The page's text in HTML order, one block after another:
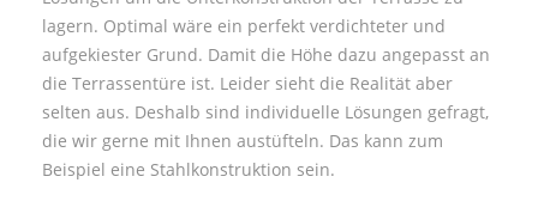
lagern. Optimal wäre ein perfekt verdichteter und
aufgekiester Grund. Damit die Höhe dazu angepasst an
die Terrassentüre ist. Leider sieht die Realität aber
selten aus. Deshalb sind individuelle Lösungen gefragt,
die wir gerne mit Ihnen austüfteln. Das kann zum
Beispiel eine Stahlkonstruktion sein.